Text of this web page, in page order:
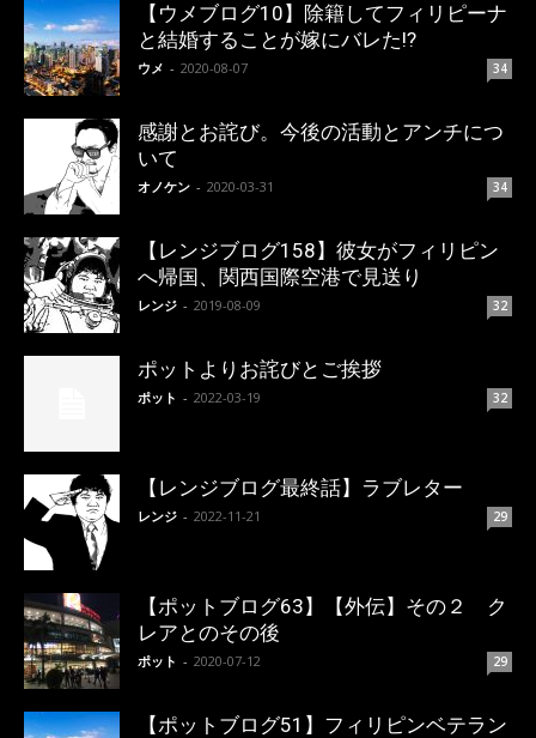
【ウメブログ10】除籍してフィリピーナ
と結婚することが嫁にバレた!?
ウメ - 2020-08-07 34
感謝とお詫び。今後の活動とアンチにつ
いて
オノケン - 2020-03-31 34
【レンジブログ158】彼女がフィリピン
へ帰国、関西国際空港で見送り
レンジ - 2019-08-09 32
ポットよりお詫びとご挨拶
ポット - 2022-03-19 32
【レンジブログ最終話】ラブレター
レンジ - 2022-11-21 29
【ポットブログ63】【外伝】その２ ク
レアとのその後
ポット - 2020-07-12 29
【ポットブログ51】フィリピンベテラン